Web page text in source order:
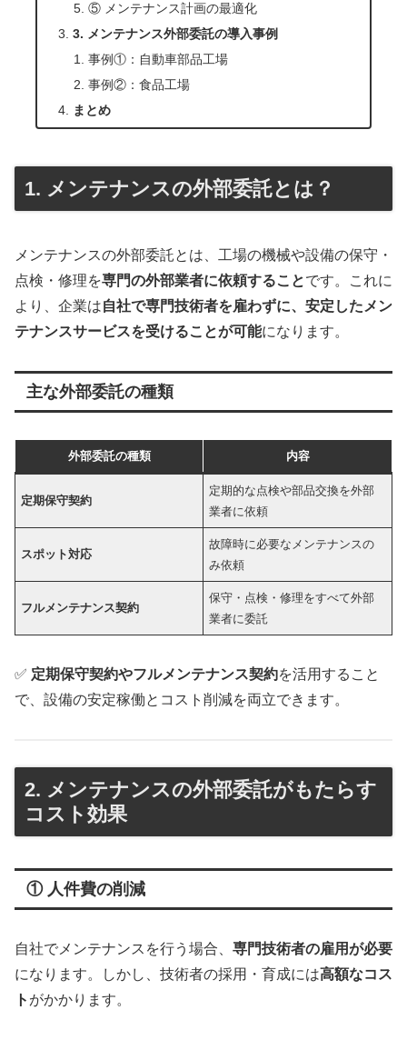
⑤ メンテナンス計画の最適化
3. メンテナンス外部委託の導入事例
事例①：自動車部品工場
事例②：食品工場
まとめ
1. メンテナンスの外部委託とは？
メンテナンスの外部委託とは、工場の機械や設備の保守・
点検・修理を専門の外部業者に依頼することです。これに
より、企業は自社で専門技術者を雇わずに、安定したメン
テナンスサービスを受けることが可能になります。
主な外部委託の種類
外部委託の種類 内容
定期保守契約
定期的な点検や部品交換を外部
業者に依頼
スポット対応
故障時に必要なメンテナンスの
み依頼
フルメンテナンス契約
保守・点検・修理をすべて外部
業者に委託
✅ 定期保守契約やフルメンテナンス契約を活用すること
で、設備の安定稼働とコスト削減を両立できます。
2. メンテナンスの外部委託がもたらす
コスト効果
① 人件費の削減
自社でメンテナンスを行う場合、 専門技術者の雇用が必要
になります。しかし、技術者の採用・育成には高額なコス
ト がかかります。